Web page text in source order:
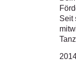
Seit